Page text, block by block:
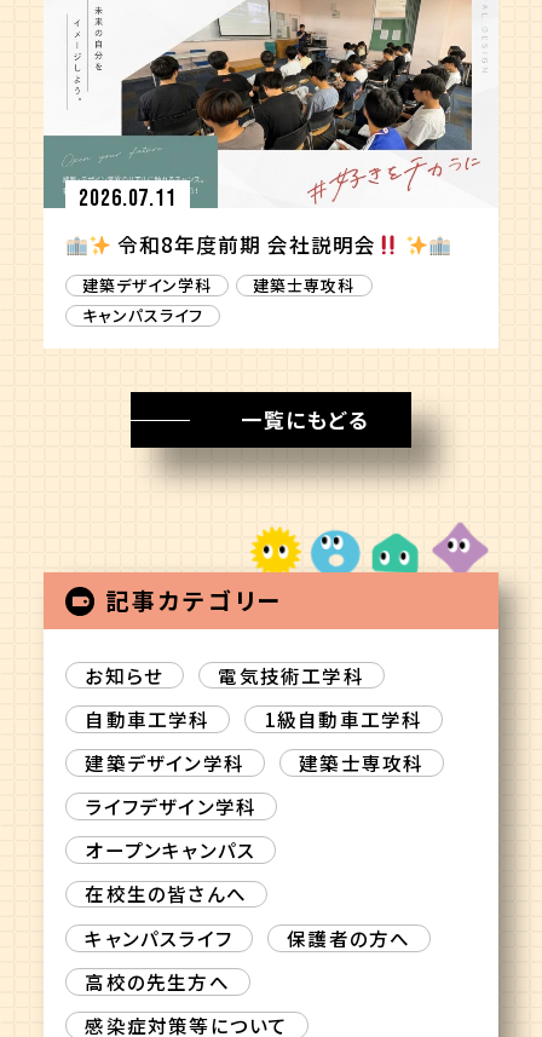
2026.07.11
令和8年度前期 会社説明会
建築デザイン学科
建築士専攻科
キャンパスライフ
一覧にもどる
記事カテゴリー
お知らせ
電気技術工学科
自動車工学科
1級自動車工学科
建築デザイン学科
建築士専攻科
ライフデザイン学科
オープンキャンパス
在校生の皆さんへ
キャンパスライフ
保護者の方へ
高校の先生方へ
感染症対策等について